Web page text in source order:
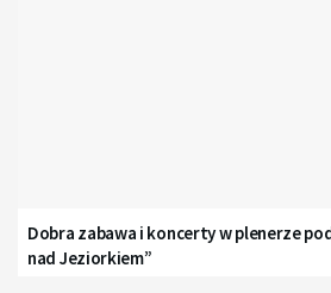
Dobra zabawa i koncerty w plenerze
nad Jeziorkiem”